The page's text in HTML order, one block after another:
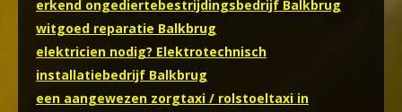
erkend ongediertebestrijdingsbedrijf Balkbrug
witgoed reparatie Balkbrug
elektricien nodig? Elektrotechnisch
installatiebedrijf Balkbrug
een aangewezen zorgtaxi / rolstoeltaxi in